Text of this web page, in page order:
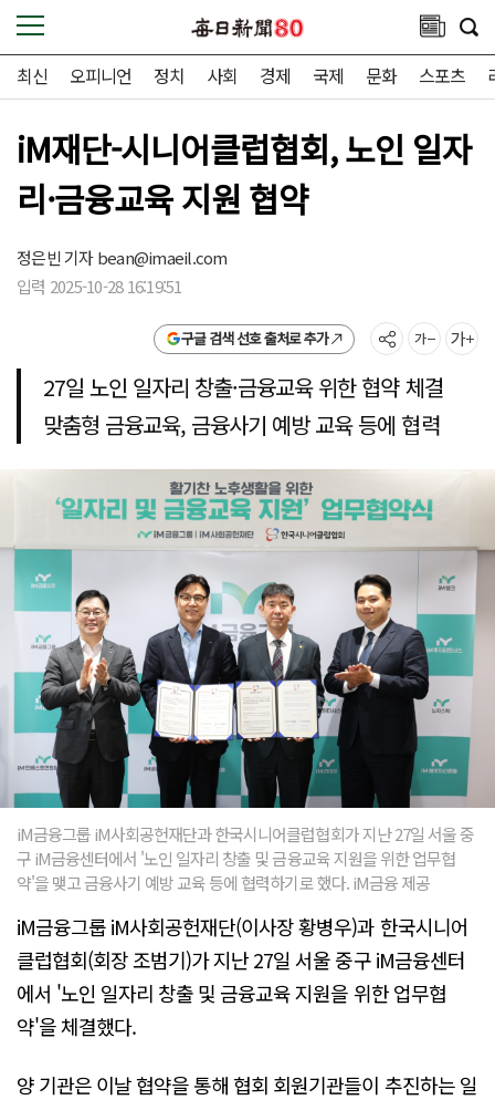
최신 오피니언 정치 사회 경제 국제 문화 스포츠
iM재단-시니어클럽협회, 노인 일자
리·금융교육 지원 협약
정은빈 기자bean@imaeil.com
입력 2025-10-28 16:19:51
구글 검색 선호 출처로 추가
27일 노인 일자리 창출·금융교육 위한 협약 체결
맞춤형 금융교육, 금융사기 예방 교육 등에 협력
iM금융그룹 iM사회공헌재단과 한국시니어클럽협회가 지난 27일 서울 중
구 iM금융센터에서 '노인 일자리 창출 및 금융교육 지원을 위한 업무협
약'을 맺고 금융사기 예방 교육 등에 협력하기로 했다. iM금융 제공
iM금융그룹 iM사회공헌재단(이사장 황병우)과 한국시니어
클럽협회(회장 조범기)가 지난 27일 서울 중구 iM금융센터
에서 '노인 일자리 창출 및 금융교육 지원을 위한 업무협
약'을 체결했다.
양 기관은 이날 협약을 통해 협회 회원기관들이 추진하는 일